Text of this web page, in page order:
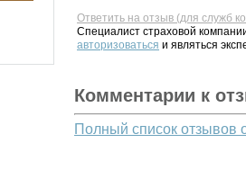
Ответить на отзыв (для служб
Специалист страховой
авторизоваться и являться
Комментарии к
Полный список отзывов